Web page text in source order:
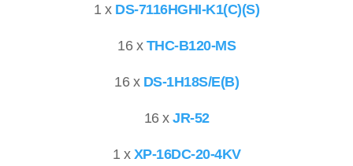
1 x DS-7116HGHI-K1(C)(S)
16 x THC-B120-MS
16 x DS-1H18S/E(B)
16 x JR-52
1 x XP-16DC-20-4KV